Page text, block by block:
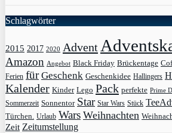
Schlagwörter
2015 2017 2020 Advent
Amazon Angebot Black Friday Brückentage
Ferien für Geschenk Geschenkidee Hallingers
Kalender Kinder Lego Pack perfekte Prime
Sommerzeit Sonnentor Star Star Wars Stück
Türchen. Urlaub Wars Weihnachten
Zeit Zeitumstellung